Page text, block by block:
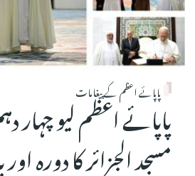
پاپائے اعظم کے پیغامات
پاپائے اعظم لیو چہار
مسجد الجزائر کا دورہ